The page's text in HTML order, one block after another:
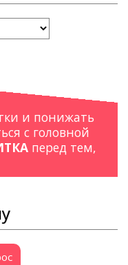
и понижать
с головной
перед тем,